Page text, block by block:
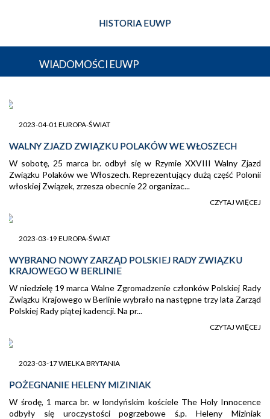
HISTORIA EUWP
WIADOMOŚCI EUWP
2023-04-01 EUROPA-ŚWIAT
WALNY ZJAZD ZWIĄZKU POLAKÓW WE WŁOSZECH
W sobotę, 25 marca br. odbył się w Rzymie XXVIII Walny Zjazd
Związku Polaków we Włoszech. Reprezentujący dużą część Polonii
włoskiej Związek, zrzesza obecnie 22 organizac...
CZYTAJ WIĘCEJ
2023-03-19 EUROPA-ŚWIAT
WYBRANO NOWY ZARZĄD POLSKIEJ RADY ZWIĄZKU
KRAJOWEGO W BERLINIE
W niedzielę 19 marca Walne Zgromadzenie członków Polskiej Rady
Związku Krajowego w Berlinie wybrało na następne trzy lata Zarząd
Polskiej Rady piątej kadencji. Na pr...
CZYTAJ WIĘCEJ
2023-03-17 WIELKA BRYTANIA
POŻEGNANIE HELENY MIZINIAK
W środę, 1 marca br. w londyńskim kościele The Holy Innocence
odbyły się uroczystości pogrzebowe ś.p. Heleny Miziniak